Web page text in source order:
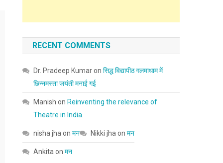
RECENT COMMENTS
Dr. Pradeep Kumaronसिद्ध विद्यापीठ गलमाधाम में
छिन्नमस्ता जयंती मनाई गई
Manish on Reinventing the relevance of
Theatre in India.
nisha jha onमन Nikki jha onमन
Ankita onमन